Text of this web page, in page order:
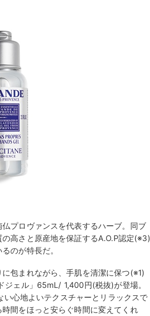
プロヴァンスを代表するハーブ。同ブ
高さと原産地を保証するA.O.P認定(※3)
のが特長だ。
包まれながら、手肌を清潔に保つ(※1)
ェル」65mL/ 1,400円(税抜)が登場。
心地よいテクスチャーとリラックスで
間をほっと安らぐ時間に変えてくれ